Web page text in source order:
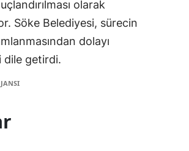
olarak
Söke Belediyesi, sürecin
dolayı
dile getirdi.